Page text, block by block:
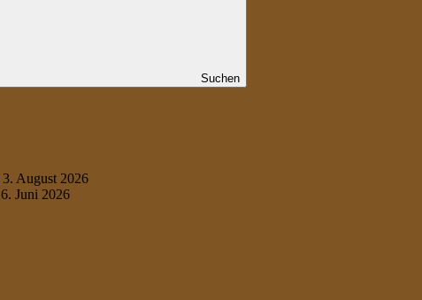
Suchen
3. August 2026
6. Juni 2026